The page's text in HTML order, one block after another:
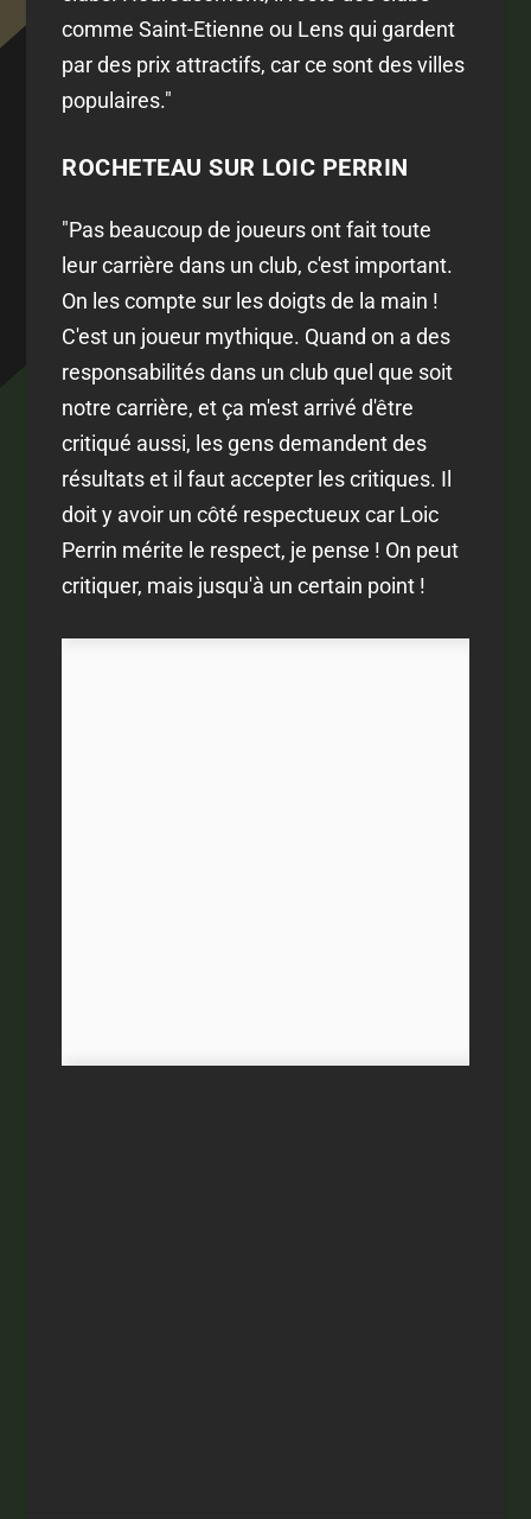
comme Saint-Etienne ou Lens qui gardent
par des prix attractifs, car ce sont des villes
populaires."
ROCHETEAU SUR LOIC PERRIN
"Pas beaucoup de joueurs ont fait toute
leur carrière dans un club, c'est important.
On les compte sur les doigts de la main !
C'est un joueur mythique. Quand on a des
responsabilités dans un club quel que soit
notre carrière, et ça m'est arrivé d'être
critiqué aussi, les gens demandent des
résultats et il faut accepter les critiques. Il
doit y avoir un côté respectueux car Loic
Perrin mérite le respect, je pense ! On peut
critiquer, mais jusqu'à un certain point !